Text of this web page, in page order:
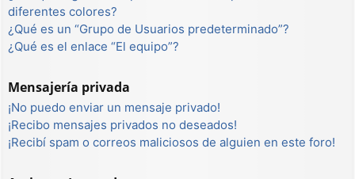
diferentes colores?
¿Qué es un “Grupo de Usuarios predeterminado”?
¿Qué es el enlace “El equipo”?
Mensajería privada
¡No puedo enviar un mensaje privado!
¡Recibo mensajes privados no deseados!
¡Recibí spam o correos maliciosos de alguien en este foro!